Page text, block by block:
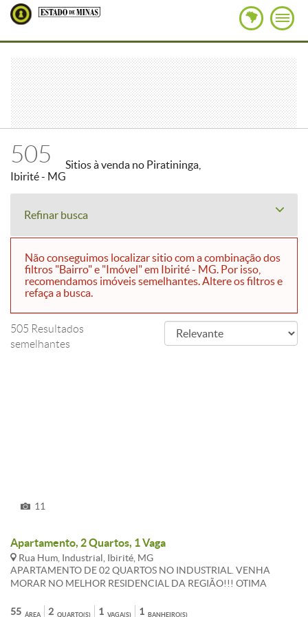
505
Sitios à venda no Piratininga,
Ibirité - MG
Refinar busca
Não conseguimos localizar sitio com a combinação dos
filtros "Bairro" e "Imóvel" em Ibirité - MG. Por isso,
recomendamos imóveis semelhantes. Altere os filtros e
refaça a busca.
505 Resultados
semelhantes
11
Apartamento, 2 Quartos, 1 Vaga
Rua Hum, Industrial, Ibirité, MG
APARTAMENTO DE 02 QUARTOS NO INDUSTRIAL. VENHA
MORAR NO MELHOR RESIDENCIAL DA REGIÃO!!! OTIMA
LADO DO SUPERMERCADO BH, SENAI. ATENDIDO POR VARIAS
ÁREA
55 QUARTO(S)
2 VAGA(S)
1 BANHEIRO(S)
1